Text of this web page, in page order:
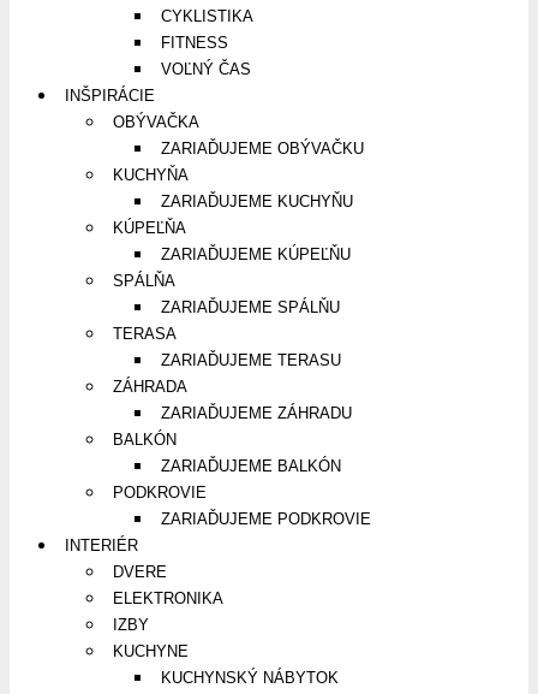
CYKLISTIKA
FITNESS
VOĽNÝ ČAS
INŠPIRÁCIE
OBÝVAČKA
ZARIAĎUJEME OBÝVAČKU
KUCHYŇA
ZARIAĎUJEME KUCHYŇU
KÚPEĽŇA
ZARIAĎUJEME KÚPEĽŇU
SPÁLŇA
ZARIAĎUJEME SPÁLŇU
TERASA
ZARIAĎUJEME TERASU
ZÁHRADA
ZARIAĎUJEME ZÁHRADU
BALKÓN
ZARIAĎUJEME BALKÓN
PODKROVIE
ZARIAĎUJEME PODKROVIE
INTERIÉR
DVERE
ELEKTRONIKA
IZBY
KUCHYNE
KUCHYNSKÝ NÁBYTOK